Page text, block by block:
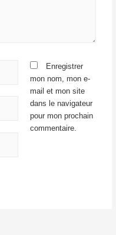
Enregistrer
mon nom, mon e-
mail et mon site
dans le navigateur
pour mon prochain
commentaire.